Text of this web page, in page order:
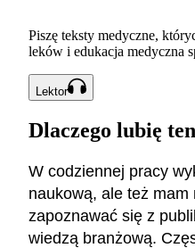
Piszę teksty medyczne,
leków i edukacja medyczna
Lektor
Dlaczego lubię
W codziennej pracy
naukową, ale też
zapoznawać się z
wiedzą branżową.